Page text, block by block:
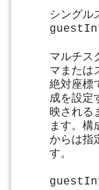
シングル
マルチス
マまたは
絶対座標
成を設定
映される
ます。構
からは指
す。